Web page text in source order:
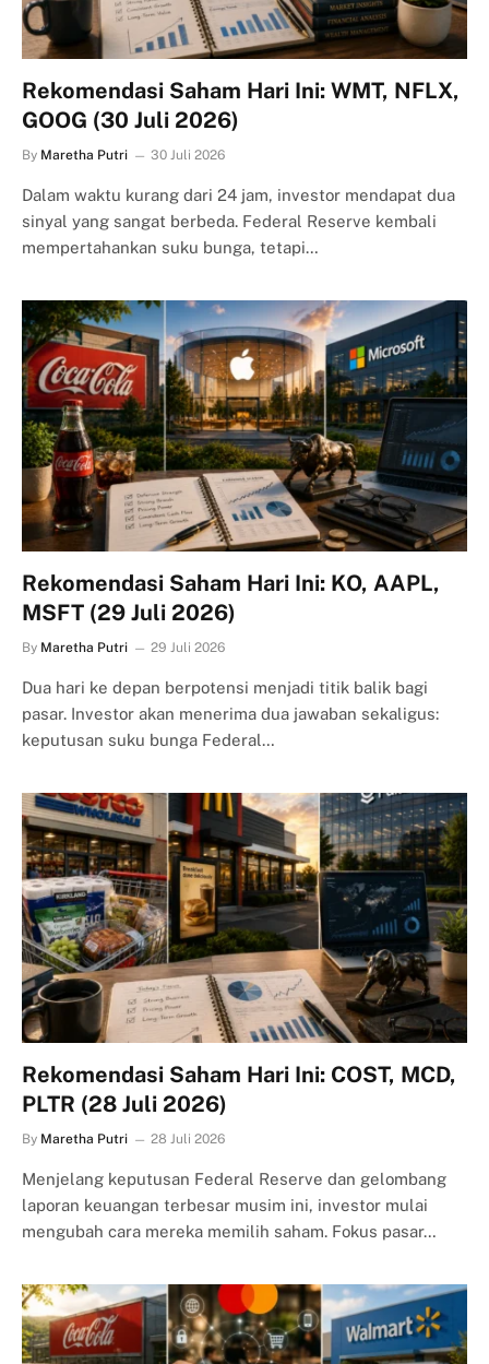
Rekomendasi Saham Hari Ini: WMT, NFLX,
GOOG (30 Juli 2026)
By Maretha Putri 30 Juli 2026
Dalam waktu kurang dari 24 jam, investor mendapat dua
sinyal yang sangat berbeda. Federal Reserve kembali
mempertahankan suku bunga, tetapi…
Rekomendasi Saham Hari Ini: KO, AAPL,
MSFT (29 Juli 2026)
By Maretha Putri 29 Juli 2026
Dua hari ke depan berpotensi menjadi titik balik bagi
pasar. Investor akan menerima dua jawaban sekaligus:
keputusan suku bunga Federal…
Rekomendasi Saham Hari Ini: COST, MCD,
PLTR (28 Juli 2026)
By Maretha Putri 28 Juli 2026
Menjelang keputusan Federal Reserve dan gelombang
laporan keuangan terbesar musim ini, investor mulai
mengubah cara mereka memilih saham. Fokus pasar…